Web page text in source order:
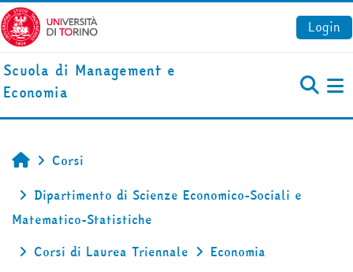
Vai al contenuto principale
Login
Scuola di Management e
Economia
Home
Corsi
Dipartimento di Scienze Economico-Sociali e
Matematico-Statistiche
Corsi di Laurea Triennale
Economia